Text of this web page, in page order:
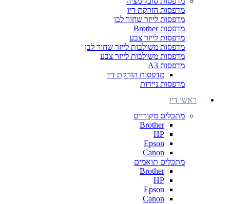
מדפסות הזרקת דיו
מדפסות לייזר שחור לבן
מדפסות Brother
מדפסות לייזר צבע
מדפסות משולבות לייזר שחור לבן
מדפסות משולבות לייזר צבע
מדפסות A3
מדפסות הזרקת דיו
מדפסות ניידות
ראשי דיו
מתכלים מקוריים
Brother
HP
Epson
Canon
מתכלים תואמים
Brother
HP
Epson
Canon